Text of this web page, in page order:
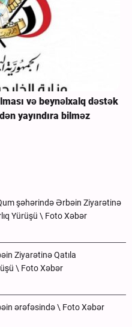
və beynəlxalq dəstək
yayındıra bilməz
şəhərində Ərbəin Ziyarətinə
Yürüşü \ Foto Xəbər
Ziyarətinə Qatıla
\ Foto Xəbər
ərəfəsində \ Foto Xəbər